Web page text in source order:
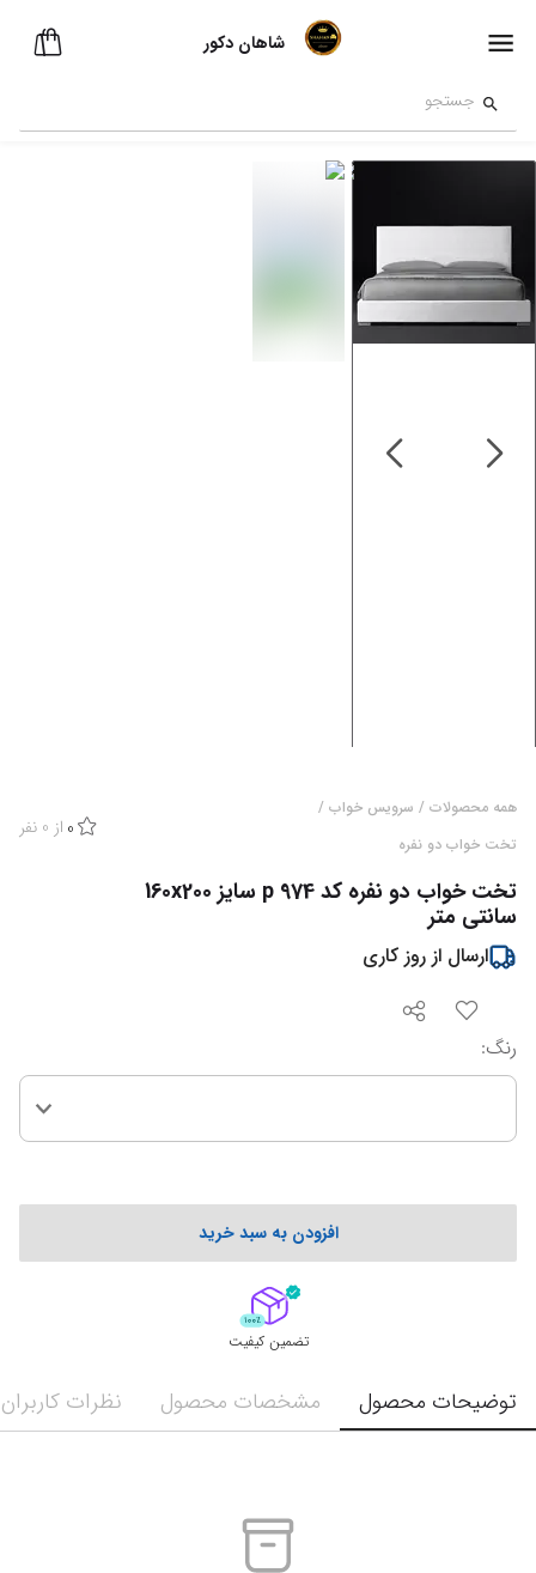
شاهان دکور
همه محصولات / سرویس خواب /
تخت خواب دو نفره
0 از 0 نفر
تخت خواب دو نفره کد p 974 سایز 160x200
سانتی متر
ارسال از روز کاری
رنگ:
افزودن به سبد خرید
تضمین کیفیت
توضیحات محصول مشخصات محصول نظرات کاربران